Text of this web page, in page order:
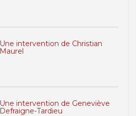
Une intervention de Christian
Maurel
Une intervention de Geneviève
Defraigne-Tardieu